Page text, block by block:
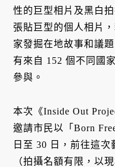
性的巨型相片及黑白
張貼巨型的個人相片
家發掘在地故事和議
有來自 152 個不同國
參與。
本次《Inside Out
邀請市民以「Born
日至 30 日，前往這
（拍攝名額有限，以